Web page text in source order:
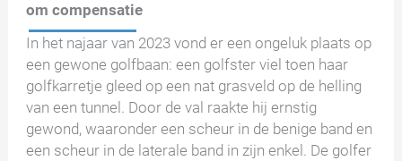
om compensatie
In het najaar van 2023 vond er een ongeluk plaats op
een gewone golfbaan: een golfster viel toen haar
golfkarretje gleed op een nat grasveld op de helling
van een tunnel. Door de val raakte hij ernstig
gewond, waaronder een scheur in de benige band en
een scheur in de laterale band in zijn enkel. De golfer